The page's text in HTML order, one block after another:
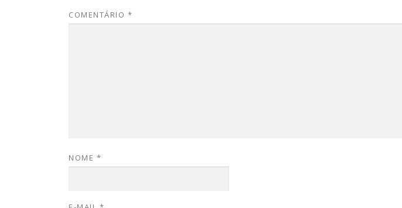
COMENTÁRIO *
NOME *